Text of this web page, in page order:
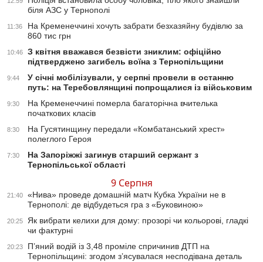
біля АЗС у Тернополі
11:36
На Кременеччині хочуть забрати безхазяйну будівлю за
860 тис грн
10:46
З квітня вважався безвісти зниклим: офіційно
підтверджено загибель воїна з Тернопільщини
9:44
У січні мобілізували, у серпні провели в останню
путь: на Теребовлянщині попрощалися із військовим
9:30
На Кременеччині померла багаторічна вчителька
початкових класів
8:30
На Гусятинщину передали «Комбатанський хрест»
полеглого Героя
7:30
На Запоріжжі загинув старший сержант з
Тернопільської області
9 Серпня
21:40
«Нива» проведе домашній матч Кубка України не в
Тернополі: де відбудеться гра з «Буковиною»
20:25
Як вибрати келихи для дому: прозорі чи кольорові, гладкі
чи фактурні
20:23
П’яний водій із 3,48 проміле спричинив ДТП на
Тернопільщині: згодом з’ясувалася несподівана деталь